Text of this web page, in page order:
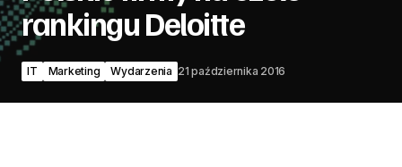
rankingu Deloitte
IT Marketing Wydarzenia 21 października 2016